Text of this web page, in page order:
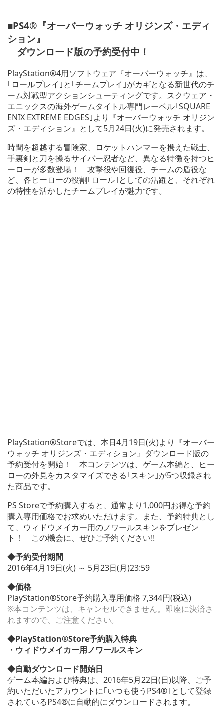
■PS4®『オーバーウォッチ オリジンズ・エディ
ション』
ダウンロード版の予約受付中！
PlayStation®4用ソフトウェア『オーバーウォッチ』は、
｢ロールプレイ｣と｢チームプレイ｣がカギとなる新世代のチ
ーム対戦型アクションシューティングです。スクウェア・
エニックスの海外ゲームタイトル専門レーベル｢SQUARE
ENIX EXTREME EDGES｣より『オーバーウォッチ オリジン
ズ・エディション』として5月24日(火)に発売されます。
時間を超越する冒険家、ロケットハンマーを携えた戦士、
手裏剣と刀を操るサイバー忍者など、異なる特徴を持つヒ
ーローが多数登場！ 攻撃役や回復役、チームの盾役な
ど、各ヒーローの役割｢ロール｣としての活躍と、それぞれ
の特性を活かしたチームプレイが魅力です。
PlayStation®Storeでは、本日4月19日(火)より『オーバー
ウォッチ オリジンズ・エディション』ダウンロード版の
予約受付を開始！ 本コンテンツは、ゲーム本編と、ヒー
ローの外見をカスタマイズできる｢スキン｣が5つ収録され
た商品です。
PS Storeで予約購入すると、通常より1,000円お得な予約
購入専用価格でお求めいただけます。また、予約特典とし
て、ウィドウメイカー用のノワールスキンをプレゼン
ト！ この機会に、ぜひご予約ください!!
◆予約受付期間
2016年4月19日(火) ～ 5月23日(月)23:59
◆価格
PlayStation®Store予約購入専用価格 7,344円(税込)
※本コンテンツは、キャンセルできません。即座に決済さ
れますので、ご注意ください。
◆PlayStation®Store予約購入特典
・ウィドウメイカー用ノワールスキン
◆自動ダウンロード開始日
ゲーム本編および特典は、2016年5月22日(日)以降、ご予
約いただいたアカウントに｢いつも使うPS4®｣として登録
されているPS4®に自動的にダウンロードされます。